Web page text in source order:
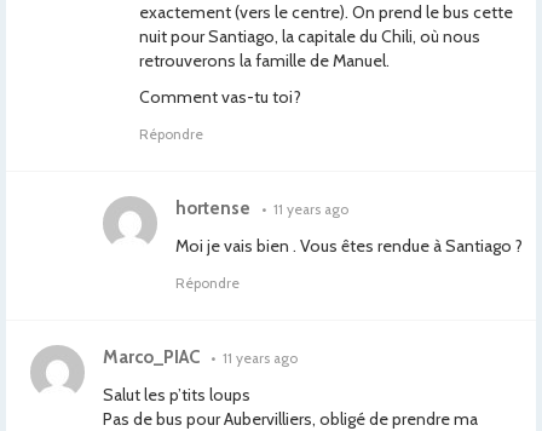
exactement (vers le centre). On prend le bus cette
nuit pour Santiago, la capitale du Chili, où nous
retrouverons la famille de Manuel.
Comment vas-tu toi?
Répondre
hortense • 11 years ago
Moi je vais bien . Vous êtes rendue à Santiago ?
Répondre
Marco_PIAC • 11 years ago
Salut les p’tits loups
Pas de bus pour Aubervilliers, obligé de prendre ma